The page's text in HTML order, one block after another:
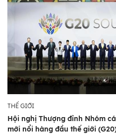
THẾ GIỚI
Hội nghị Thượng đỉnh Nhóm
mới nổi hàng đầu thế giới